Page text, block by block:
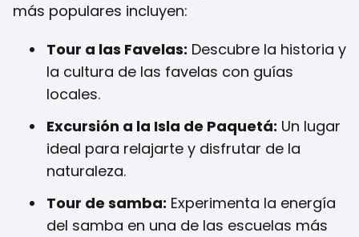
más populares incluyen:
Tour a las Favelas: Descubre la historia y
la cultura de las favelas con guías
locales.
Excursión a la Isla de Paquetá: Un lugar
ideal para relajarte y disfrutar de la
naturaleza.
Tour de samba: Experimenta la energía
del samba en una de las escuelas más